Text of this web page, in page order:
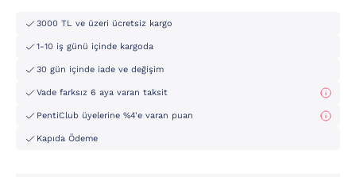
3000 TL ve üzeri ücretsiz kargo
1-10 iş günü içinde kargoda
30 gün içinde iade ve değişim
Vade farksız 6 aya varan taksit
PentiClub üyelerine %4'e varan puan
Kapıda Ödeme